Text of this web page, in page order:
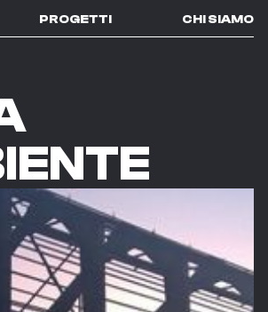
PROGETTI CHI SIAMO